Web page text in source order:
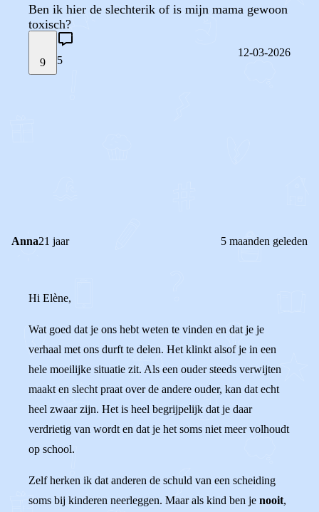
Ben ik hier de slechterik of is mijn mama gewoon
toxisch?
9 5
12-03-2026
Anna21 jaar 5 maanden geleden
Hi Elène,
Wat goed dat je ons hebt weten te vinden en dat je je
verhaal met ons durft te delen. Het klinkt alsof je in een
hele moeilijke situatie zit. Als een ouder steeds verwijten
maakt en slecht praat over de andere ouder, kan dat echt
heel zwaar zijn. Het is heel begrijpelijk dat je daar
verdrietig van wordt en dat je het soms niet meer volhoudt
op school.
Zelf herken ik dat anderen de schuld van een scheiding
soms bij kinderen neerleggen. Maar als kind ben je nooit,